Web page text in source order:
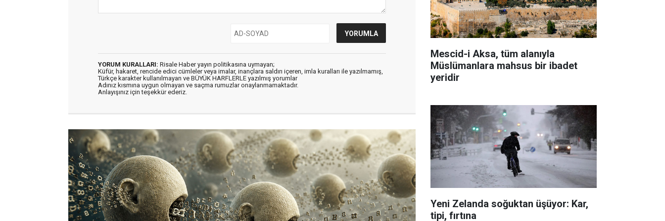
YORUM KURALLARI: Risale Haber yayın politikasına uymayan;
Küfür, hakaret, rencide edici cümleler veya imalar, inançlara saldırı içeren, imla kuralları ile yazılmamış,
Türkçe karakter kullanılmayan ve BÜYÜK HARFLERLE yazılmış yorumlar
Adınız kısmına uygun olmayan ve saçma rumuzlar onaylanmamaktadır.
Anlayışınız için teşekkür ederiz.
Mescid-i Aksa, tüm alanıyla
Müslümanlara mahsus bir ibadet
yeridir
Yeni Zelanda soğuktan üşüyor: Kar,
tipi, fırtına